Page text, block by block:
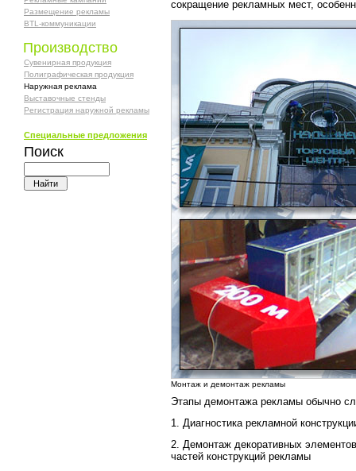
сокращение рекламных мест,
Монтаж и демонтаж рекламы
Этапы демонтажа рекламы обычно
1. Диагностика рекламной
2. Демонтаж декоративных
частей конструкций рекламы
Размещение рекламы
BTL-коммуникации
Производство
Сувенирная продукция
Полиграфическая продукция
Наружная реклама
Выставочные стенды
Регистрация наружной рекламы
Специальные предложения
Поиск